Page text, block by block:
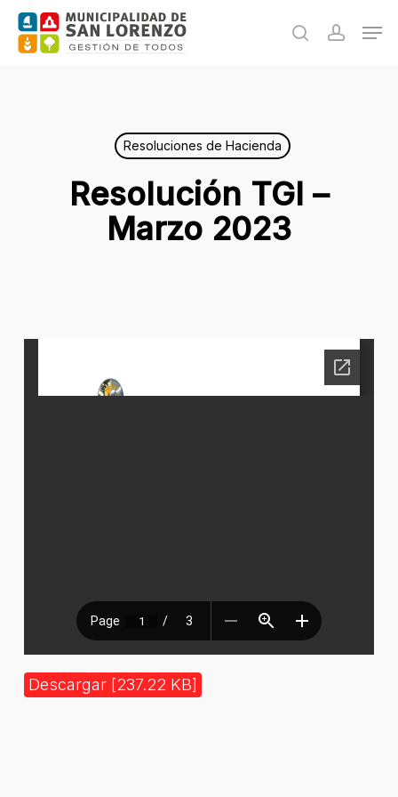
Skip
search
Resoluciones de Hacienda
Resolución TGI –
Marzo 2023
Descargar [237.22 KB]